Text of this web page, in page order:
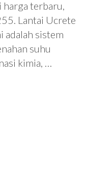
harga terbaru,
Lantai Ucrete
adalah sistem
suhu
kimia, …